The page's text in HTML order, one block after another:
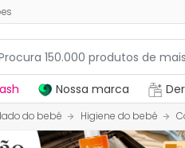
Nossa marca
do bebé Higiene do bebé